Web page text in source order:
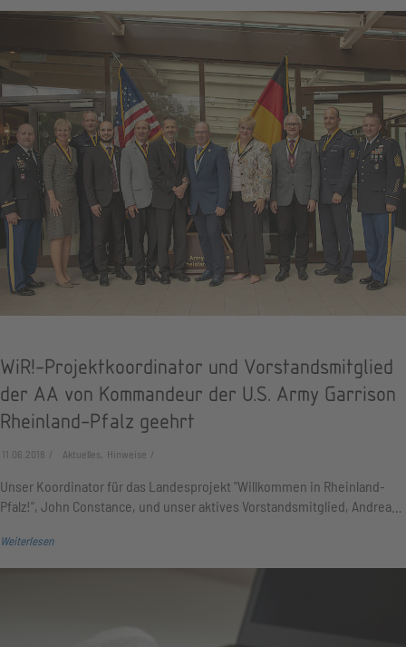
WiR!-Projektkoordinator und Vorstandsmitglied
der AA von Kommandeur der U.S. Army Garrison
Rheinland-Pfalz geehrt
11.06.2018 Aktuelles, Hinweise
Unser Koordinator für das Landesprojekt "Willkommen in Rheinland-
Pfalz!", John Constance, und unser aktives Vorstandsmitglied, Andrea…
Weiterlesen